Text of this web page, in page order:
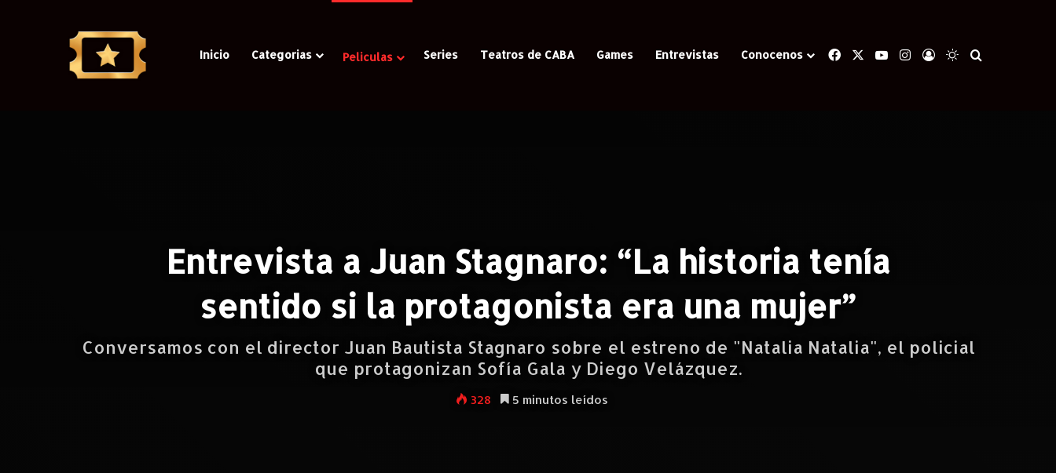
Inicio Categorias Peliculas Series Teatros de CABA Games Entrevistas Conocenos FacebookYouTubeInstagram
Iniciar Sesión
Switch skin
Entrevista a Juan Stagnaro: “La historia tenía
sentido si la protagonista era una mujer”
Conversamos con el director Juan Bautista Stagnaro sobre el estreno de "Natalia Natalia", el policial
que protagonizan Sofía Gala y Diego Velázquez.
328 5 minutos leídos